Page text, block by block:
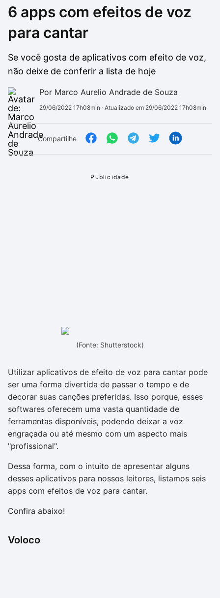
Drivers
Outros
6 apps com efeitos de voz
para cantar
Se você gosta de aplicativos com efeito de voz,
não deixe de conferir a lista de hoje
Por Marco Aurelio Andrade de Souza
29/06/2022 17h08min · Atualizado em 29/06/2022 17h08min
Compartilhe
(Fonte: Shutterstock)
Utilizar aplicativos de efeito de voz para cantar pode
ser uma forma divertida de passar o tempo e de
decorar suas canções preferidas. Isso porque, esses
softwares oferecem uma vasta quantidade de
ferramentas disponíveis, podendo deixar a voz
engraçada ou até mesmo com um aspecto mais
"profissional".
Dessa forma, com o intuito de apresentar alguns
desses aplicativos para nossos leitores, listamos seis
apps com efeitos de voz para cantar.
Confira abaixo!
Voloco